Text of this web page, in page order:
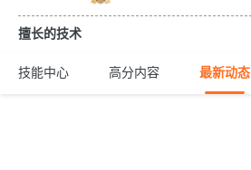
擅长的技术
技能中心 高分内容 最新动态